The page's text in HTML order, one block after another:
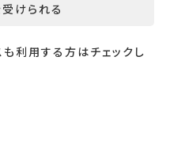
けられる
利用する方はチェックし